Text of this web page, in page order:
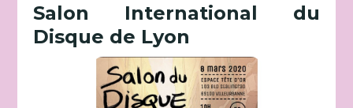
Salon International du
Disque de Lyon